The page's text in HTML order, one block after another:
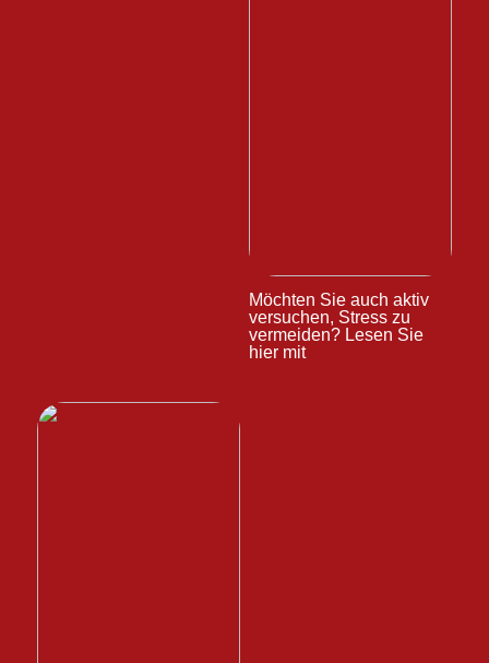
Möchten Sie auch aktiv
versuchen, Stress zu
vermeiden? Lesen Sie
hier mit